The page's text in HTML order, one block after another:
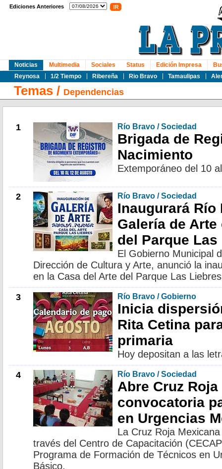
Ediciones Anteriores
Noticias
Reynosa
1/2 Tiempo Ribereña Rio Bravo Tamaulipas
Multimedia Sociales Status Edición Impresa
Temas / Dependencias
1 Río Bravo / Sociedad
Brigada de
Nacimiento
Extemporáneo del 10
2 Río Bravo / Sociedad
Inaugurará Río
Galería de
del Parque
El Gobierno Municipal
Dirección de Cultura y Arte, anunció la
en la Casa del Arte del Parque Las
3 Río Bravo / Gobierno
Inicia
Rita Cetina
primaria
Hoy depositan a las
4 Río Bravo / Sociedad
Abre Cruz
convocatoria
en Urgencias
La Cruz Roja
través del Centro de Capacitación
Programa de Formación de Técnicos en
Básico.